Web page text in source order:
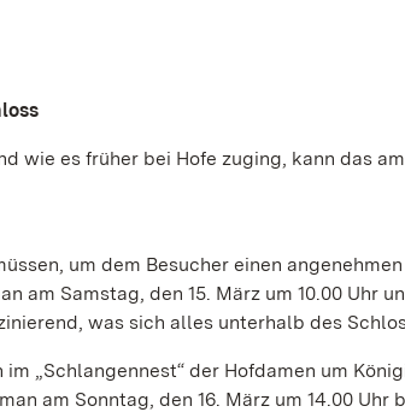
wie es früher bei Hofe zuging, kann das
um dem Besucher einen
am Samstag, den 15. März um 10.00 Uhr
was sich alles unterhalb des
„Schlangennest“ der Hofdamen um
am Sonntag, den 16. März um 14.00 Uhr